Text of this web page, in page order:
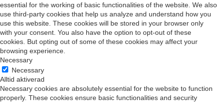
essential for the working of basic functionalities of the website. We also
use third-party cookies that help us analyze and understand how you
use this website. These cookies will be stored in your browser only
with your consent. You also have the option to opt-out of these
cookies. But opting out of some of these cookies may affect your
browsing experience.
Necessary
Necessary
Alltid aktiverad
Necessary cookies are absolutely essential for the website to function
properly. These cookies ensure basic functionalities and security